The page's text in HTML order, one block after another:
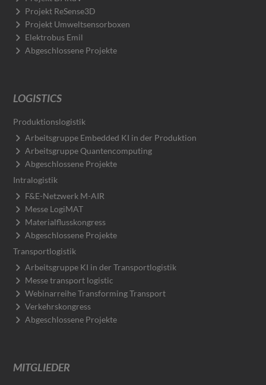
Projekt ReSense3D
Projekt Umweltsensorboxen
Elektrobus Emil
Abgeschlossene Projekte
LOGISTICS
Produktionslogistik
Arbeitsgruppe Embedded KI in der Produktion
Arbeitsgruppe Quantencomputing
Abgeschlossene Projekte
Intralogistik
F&E-Netzwerk M-AIR
Messe LogiMAT
Materialflusskongress
Abgeschlossene Projekte
Transportlogistik
Arbeitsgruppe KI in der Transportlogistik
Messe transport logistic
Webinarreihe Transforming Transport
Verkehrskongress
Abgeschlossene Projekte
MITGLIEDER